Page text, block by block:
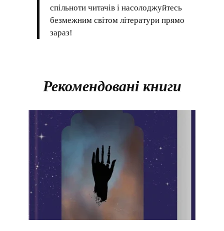
спільноти читачів і насолоджуйтесь
безмежним світом літератури прямо
зараз!
Рекомендовані книги